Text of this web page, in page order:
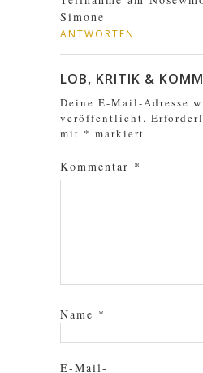
Simone
ANTWORTEN
LOB, KRITIK &
Deine E-Mail-Adresse
veröffentlicht.
mit * markiert
Kommentar *
Name *
E-Mail-